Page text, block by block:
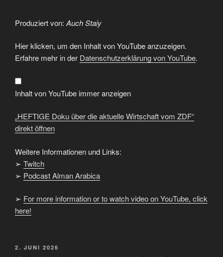
Produziert von: Auch Staiy
„HEFTIGE
Doku
über
die
Wirtschaft
vom
ZDF“
von
anzeigen
Hier klicken, um den Inhalt von YouTube anzuzeigen.
Erfahre mehr in der Datenschutzerklärung von YouTube.
Inhalt von YouTube immer anzeigen
„HEFTIGE Doku über die aktuelle Wirtschaft vom ZDF“
direkt öffnen
Weitere Informationen und Links:
➢ Twitch
➢ Podcast Alman Arabica
➢ For more information or to watch video on YouTube, click
here!
VERÖFFENTLICHT
2. JUNI 2026